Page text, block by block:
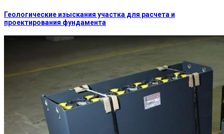
Геологические изыскания участка для расчета и
проектирования фундамента